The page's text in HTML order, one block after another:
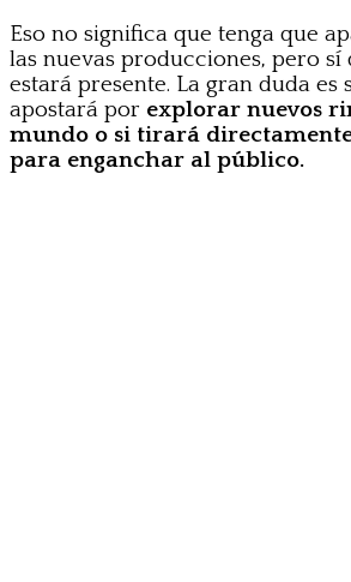
Eso no significa que tenga que
las nuevas producciones, pero sí
estará presente. La gran duda es
apostará por explorar nuevos
mundo o si tirará
para enganchar al público.